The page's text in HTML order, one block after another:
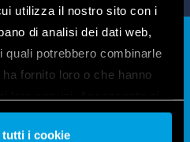
utilizza il nostro sito con i
di analisi dei dati web,
quali potrebbero combinarle
fornito loro o che hanno
utilizzare il nostro sito web.
tutti i cookie
Finder